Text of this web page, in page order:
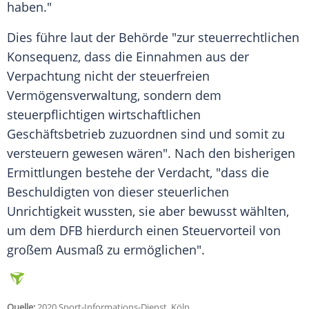
haben."
Dies führe laut der Behörde "zur steuerrechtlichen
Konsequenz, dass die Einnahmen aus der
Verpachtung nicht der steuerfreien
Vermögensverwaltung, sondern dem
steuerpflichtigen wirtschaftlichen
Geschäftsbetrieb zuzuordnen sind und somit zu
versteuern gewesen wären". Nach den bisherigen
Ermittlungen bestehe der Verdacht, "dass die
Beschuldigten von dieser steuerlichen
Unrichtigkeit wussten, sie aber bewusst wählten,
um dem DFB hierdurch einen Steuervorteil von
großem Ausmaß zu ermöglichen".